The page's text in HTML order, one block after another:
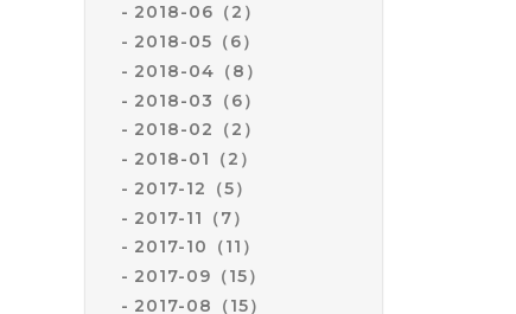
2018-06（2）
2018-05（6）
2018-04（8）
2018-03（6）
2018-02（2）
2018-01（2）
2017-12（5）
2017-11（7）
2017-10（11）
2017-09（15）
2017-08（15）